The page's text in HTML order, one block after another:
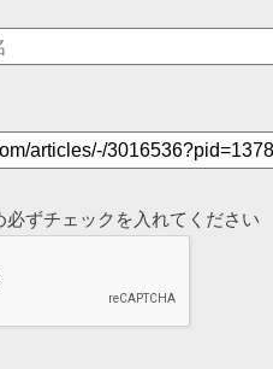
ずチェックを入れてください